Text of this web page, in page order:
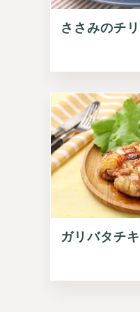
ささみのチ
ガリバタチ